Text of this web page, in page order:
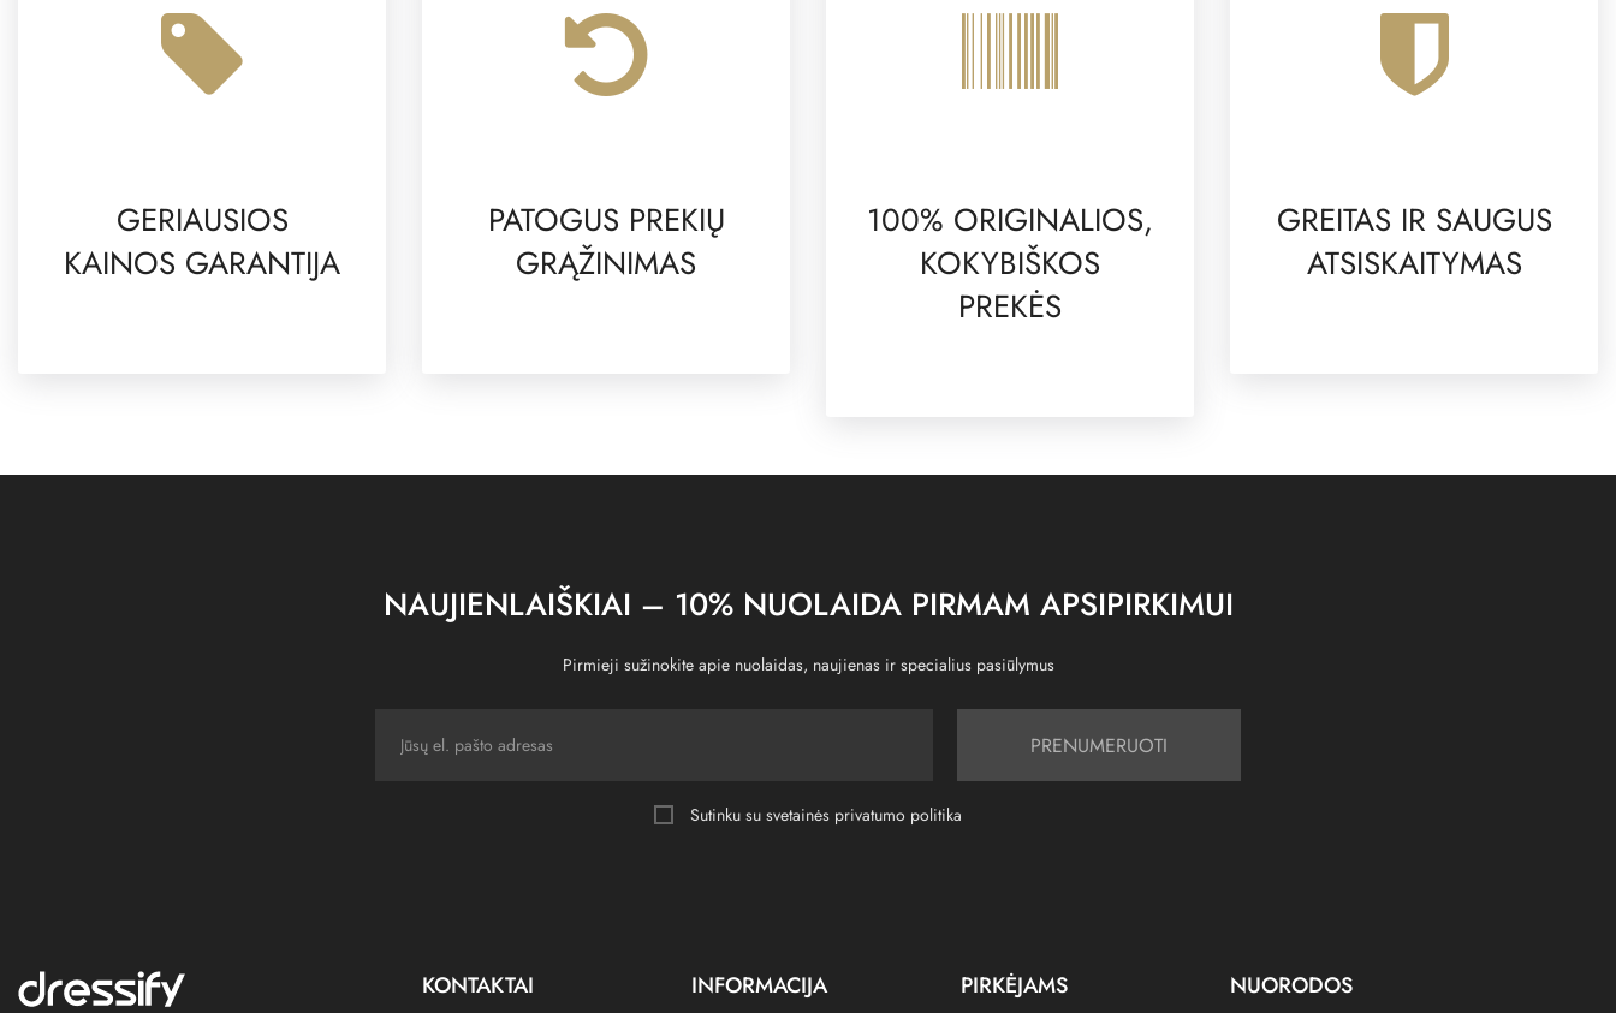
GERIAUSIOS
KAINOS GARANTIJA
PATOGUS PREKIŲ
GRĄŽINIMAS
100% ORIGINALIOS,
KOKYBIŠKOS
PREKĖS
GREITAS IR SAUGUS
ATSISKAITYMAS
NAUJIENLAIŠKIAI – 10% NUOLAIDA PIRMAM APSIPIRKIMUI
Pirmieji sužinokite apie nuolaidas, naujienas ir specialius pasiūlymus
PRENUMERUOTI
Sutinku su svetainės privatumo politika
KONTAKTAI INFORMACIJA PIRKĖJAMS NUORODOS